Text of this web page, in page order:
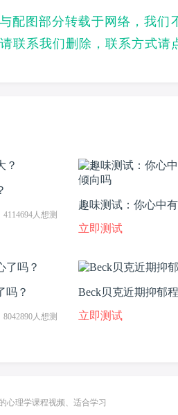
配图部分转载于网络，我
联系我们删除，联系方式请
4114694人想测
趣味测试：你心中
向吗
立即测试
吗？
8042890人想测
Beck贝克近期抑郁
立即测试
心理学课程视频、适合学习